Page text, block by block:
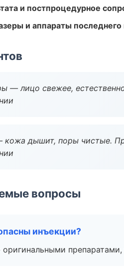
и постпроцедурное
и аппараты последнего
— лицо свежее,
кожа дышит, поры чистые.
вопросы
инъекции?
оригинальными